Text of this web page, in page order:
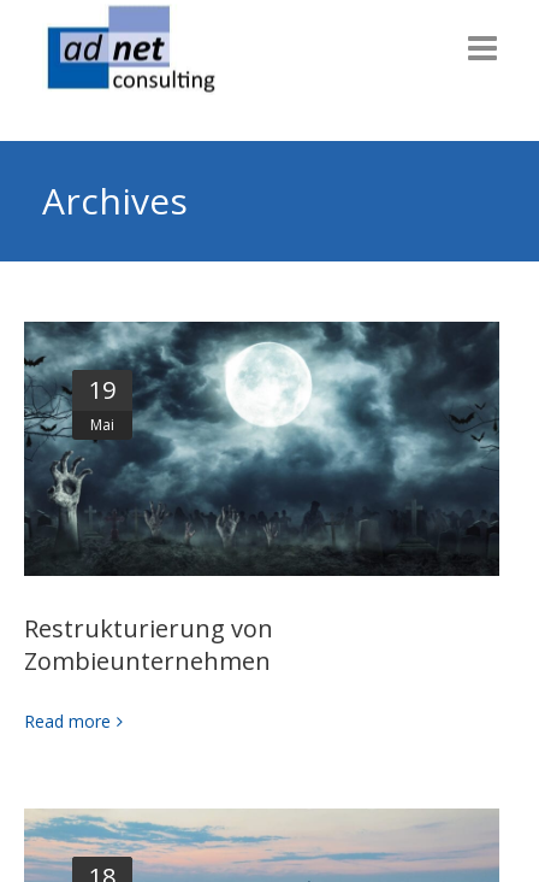
Dienstleiter
Gesundheit
Info & News
Über uns
Archives
19
Mai
Restrukturierung von
Zombieunternehmen
Read more